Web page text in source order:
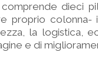
dieci
proprio
la logistica,
e di